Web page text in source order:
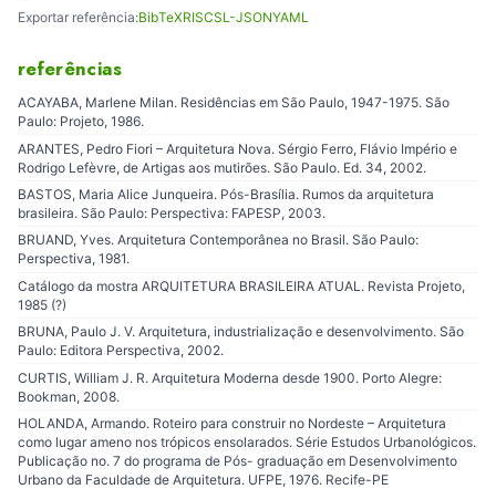
Exportar referência:BibTeXRISCSL-JSONYAML
referências
ACAYABA, Marlene Milan. Residências em São Paulo, 1947-1975. São
Paulo: Projeto, 1986.
ARANTES, Pedro Fiori – Arquitetura Nova. Sérgio Ferro, Flávio Império e
Rodrigo Lefèvre, de Artigas aos mutirões. São Paulo. Ed. 34, 2002.
BASTOS, Maria Alice Junqueira. Pós-Brasília. Rumos da arquitetura
brasileira. São Paulo: Perspectiva: FAPESP, 2003.
BRUAND, Yves. Arquitetura Contemporânea no Brasil. São Paulo:
Perspectiva, 1981.
Catálogo da mostra ARQUITETURA BRASILEIRA ATUAL. Revista Projeto,
1985 (?)
BRUNA, Paulo J. V. Arquitetura, industrialização e desenvolvimento. São
Paulo: Editora Perspectiva, 2002.
CURTIS, William J. R. Arquitetura Moderna desde 1900. Porto Alegre:
Bookman, 2008.
HOLANDA, Armando. Roteiro para construir no Nordeste – Arquitetura
como lugar ameno nos trópicos ensolarados. Série Estudos Urbanológicos.
Publicação no. 7 do programa de Pós- graduação em Desenvolvimento
Urbano da Faculdade de Arquitetura. UFPE, 1976. Recife-PE